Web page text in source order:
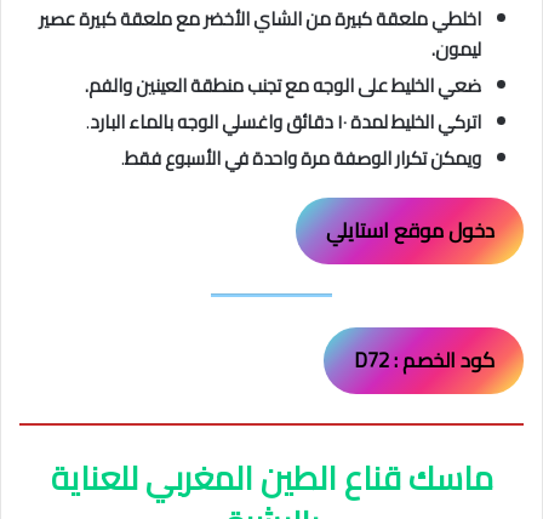
اخلطي ملعقة كبيرة من الشاي الأخضر مع ملعقة كبيرة عصير
ليمون.
ضعي الخليط على الوجه مع تجنب منطقة العينين والفم.
اتركي الخليط لمدة ١٠ دقائق واغسلي الوجه بالماء البارد
.
ويمكن تكرار الوصفة مرة واحدة في الأسبوع فقط.
دخول موقع استايلي
كود الخصم : D72
ماسك قناع الطين المغربي للعناية